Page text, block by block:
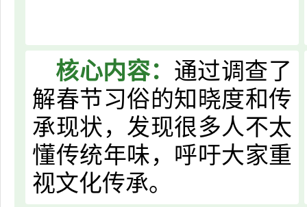
核心内容： 通过调查了
解春节习俗的知晓度和传
承现状，发现很多人不太
懂传统年味，呼吁大家重
视文化传承。